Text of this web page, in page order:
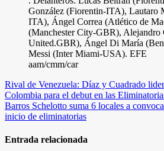
González (Fiorentin-ITA), Lautaro
ITA), Ángel Correa (Atlético de
(Manchester City-GBR), Alejandro
United.GBR), Ángel Di María
Messi (Inter Miami-USA). EFE
aam/cmm/car
Navegación
de
entradas
Rival de Venezuela: Díaz y Cuadrado
Colombia para el debut en las
Barros Schelotto suma 6 locales a
inicio de eliminatorias
Entrada relacionada